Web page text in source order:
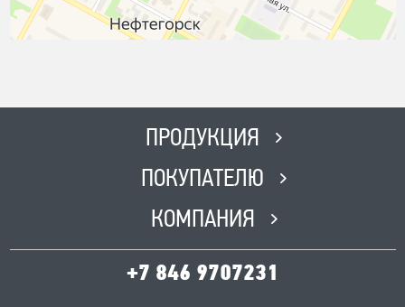
ПРОДУКЦИЯ
ПОКУПАТЕЛЮ
КОМПАНИЯ
+7 846 9707231